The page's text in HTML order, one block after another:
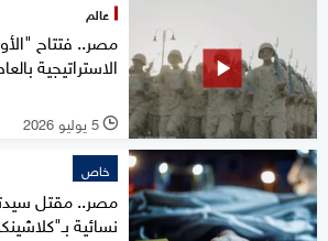
عالم
مصر.. فتتاح
الاستراتيجية
l 5 يوليو 2026
خاص
مصر.. مقتل
نسائية